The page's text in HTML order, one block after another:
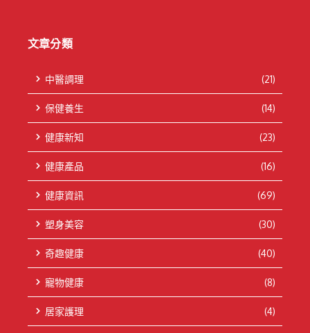
文章分類
中醫調理 (21)
保健養生 (14)
健康新知 (23)
健康產品 (16)
健康資訊 (69)
塑身美容 (30)
奇趣健康 (40)
寵物健康 (8)
居家護理 (4)